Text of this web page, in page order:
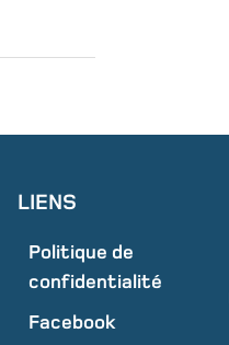
LIENS
Politique de
confidentialité
Facebook